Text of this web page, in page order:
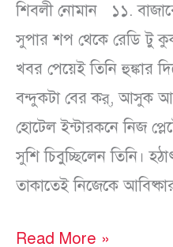
শিবলী নোমান ১১.
সুপার শপ থেকে রেডি টু
খবর পেয়েই তিনি হুঙ্কার
বন্দুকটা বের কর্‌, আসুক
হোটেল ইন্টারকনে নিজ
সুশি চিবুচ্ছিলেন তিনি।
তাকাতেই নিজেকে
Read More »